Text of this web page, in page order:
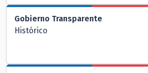
Gobierno Transparente
Histórico